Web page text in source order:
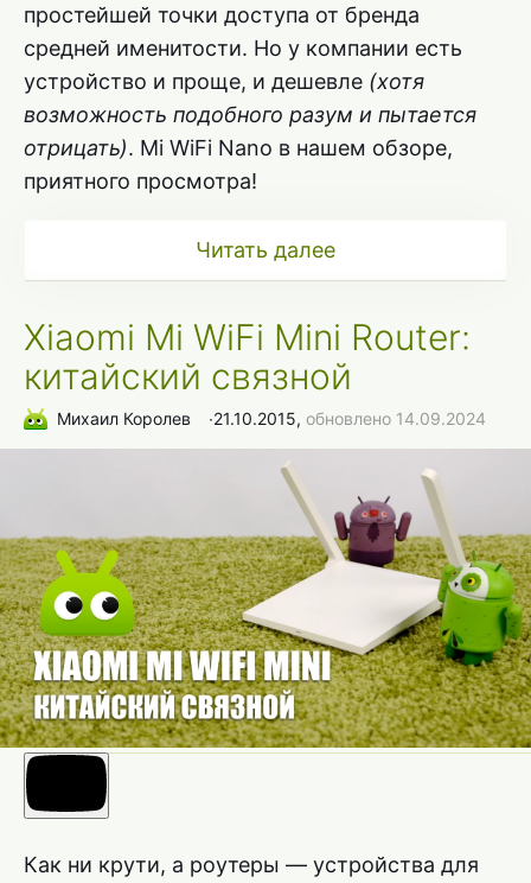
простейшей точки доступа от бренда
средней именитости. Но у компании есть
устройство и проще, и дешевле (хотя
возможность подобного разум и пытается
отрицать). Mi WiFi Nano в нашем обзоре,
приятного просмотра!
Читать далее
Xiaomi Mi WiFi Mini Router:
китайский связной
Михаил Королев ∙21.10.2015, обновлено 14.09.2024
Как ни крути, а роутеры — устройства для